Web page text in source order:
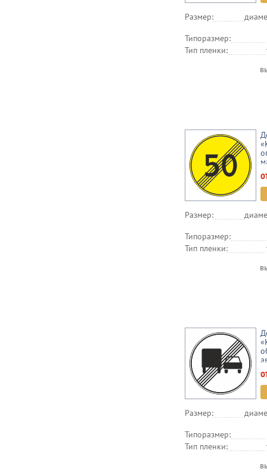
Размер:
Типоразмер:
Тип пленки:
Размер:
Типоразмер:
Тип пленки:
Размер:
Типоразмер:
Тип пленки: